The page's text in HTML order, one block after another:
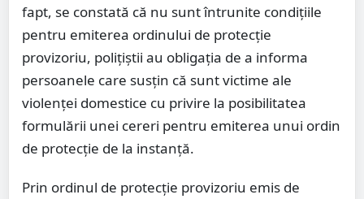
fapt, se constată că nu sunt întrunite condiţiile
pentru emiterea ordinului de protecţie
provizoriu, poliţiştii au obligaţia de a informa
persoanele care susţin că sunt victime ale
violenţei domestice cu privire la posibilitatea
formulării unei cereri pentru emiterea unui ordin
de protecţie de la instanță.
Prin ordinul de protecţie provizoriu emis de